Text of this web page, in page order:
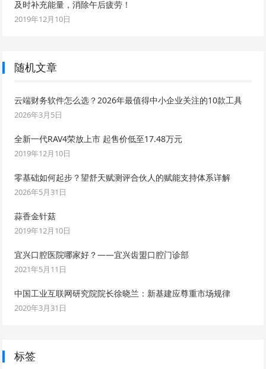
及时补充能量，消除午后疲劳！
2019年12月10日
随机文章
云端财务软件怎么选？2026年最值得中小企业关注的10款工具
2026年3月5日
全新一代RAV4荣放上市 起售价低至17.48万元
2019年12月10日
零基础如何起步？望舒天赋测评合伙人的赋能支持体系详解
2026年5月31日
蒜香金针菇
2019年12月10日
宜兴口腔医院哪家好？——宜兴齿盟口腔门诊部
2021年5月11日
中国工业互联网研究院院长徐晓兰：新基建应尊重市场规律
2020年3月31日
标签